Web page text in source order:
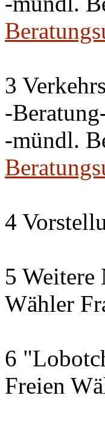
3
-
-mündl.
4
5 Weitere
Wähler
6
Freien